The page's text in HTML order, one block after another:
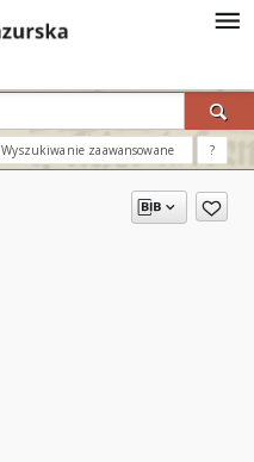
Wyszukiwanie zaawansowane ?